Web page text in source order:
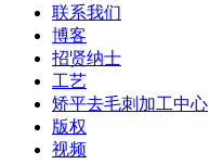
联系我们
博客
招贤纳士
工艺
矫平去毛刺加工中心
版权
视频